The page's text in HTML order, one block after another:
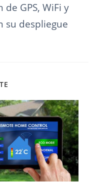
GPS, WiFi y
su despliegue